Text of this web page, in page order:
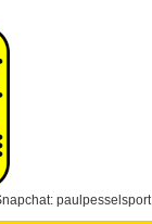
paulpesselsport